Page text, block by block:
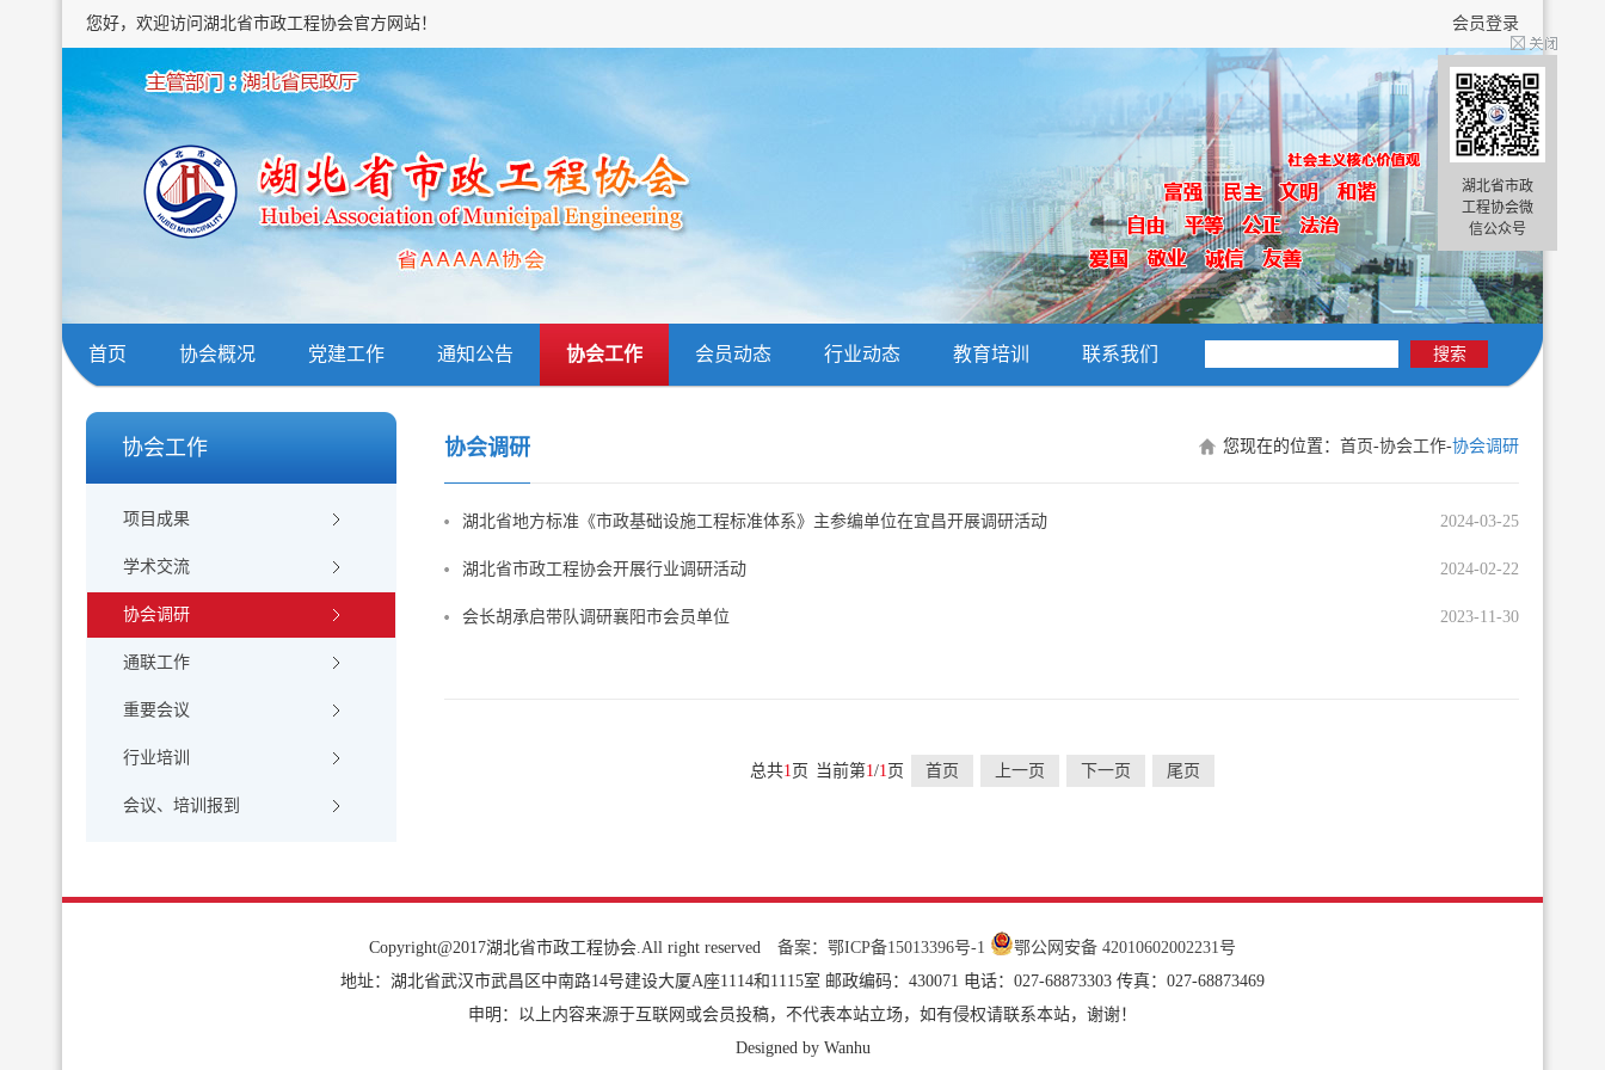
您好，欢迎访问湖北省市政工程协会官方网站！ 会员登录
首页 协会概况 党建工作 通知公告 协会工作 会员动态 行业动态 教育培训 联系我们 搜索
协会工作
项目成果
学术交流
协会调研
通联工作
重要会议
行业培训
会议、培训报到
协会调研 您现在的位置： 首页-协会工作-协会调研
湖北省地方标准《市政基础设施工程标准体系》主参编单位在宜昌开展调研活动 2024-03-25
湖北省市政工程协会开展行业调研活动 2024-02-22
会长胡承启带队调研襄阳市会员单位 2023-11-30
总共1 页 当前第1/1 页 首页 上一页 下一页 尾页
Copyright@2017湖北省市政工程协会.All right reserved 备案：鄂ICP备15013396号-1
鄂公网安备 42010602002231号
地址：湖北省武汉市武昌区中南路14号建设大厦A座1114和1115室 邮政编码：430071 电话：027-68873303 传真：027-68873469
申明：以上内容来源于互联网或会员投稿，不代表本站立场，如有侵权请联系本站，谢谢！
Designed by Wanhu
湖北省市政
工程协会微
信公众号